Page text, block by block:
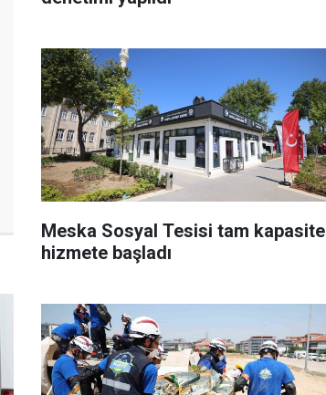
Meska Sosyal Tesisi tam kapasite
hizmete başladı